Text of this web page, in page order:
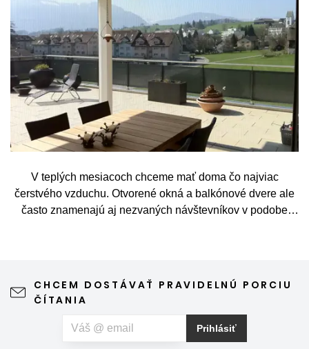
V teplých mesiacoch chceme mať doma čo najviac
čerstvého vzduchu. Otvorené okná a balkónové dvere ale
často znamenajú aj nezvaných návštevníkov v podobe
leto naplno. Kvalitná sieťka na hmyz zároveň nijako neruší
výhľad z okna ani vzhľad domu, vyžaduje len minimálnu
vás okrem hmyzu trápia aj peľové alergie, môžete zvoliť
špeciálnu sieť proti peľu, ktorá pomáha obmedziť
CHCEM DOSTÁVAŤ PRAVIDELNÚ PORCIU
ČÍTANIA
Prihlásiť